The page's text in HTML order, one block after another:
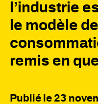
l’industrie
le modèle de
remis en
Publié le 23